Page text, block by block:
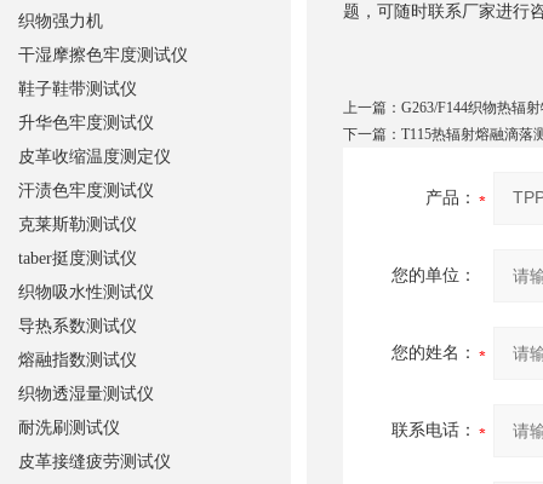
题，可随时联系厂家进行
上一篇： G263/F144织物热辐
下一篇： T115热辐射熔融滴落
产品：
您的单位：
您的姓名：
联系电话：
织物强力机
干湿摩擦色牢度测试仪
鞋子鞋带测试仪
升华色牢度测试仪
皮革收缩温度测定仪
汗渍色牢度测试仪
克莱斯勒测试仪
taber挺度测试仪
织物吸水性测试仪
导热系数测试仪
熔融指数测试仪
织物透湿量测试仪
耐洗刷测试仪
皮革接缝疲劳测试仪